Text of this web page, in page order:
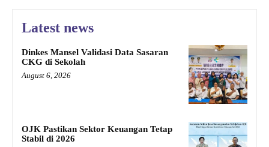
Latest news
Dinkes Mansel Validasi Data Sasaran
CKG di Sekolah
August 6, 2026
OJK Pastikan Sektor Keuangan Tetap
Stabil di 2026